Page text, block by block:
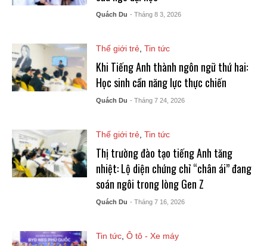
Quách Du - Tháng 8 3, 2026
Thế giới trẻ, Tin tức
Khi Tiếng Anh thành ngôn ngữ thứ hai:
Học sinh cần năng lực thực chiến
Quách Du - Tháng 7 24, 2026
Thế giới trẻ, Tin tức
Thị trường đào tạo tiếng Anh tăng
nhiệt: Lộ diện chứng chỉ “chân ái” đang
soán ngôi trong lòng Gen Z
Quách Du - Tháng 7 16, 2026
Tin tức, Ô tô - Xe máy